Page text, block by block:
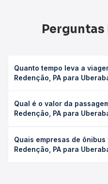
Perguntas
Quanto tempo leva a
Redenção, PA para
TODOS leva em média 0
a viação, o tipo de serviço
exata de cada opção na
Qual é o valor da
Redenção, PA para
Uberaba, MG - TODOS
varia conforme a data da
Quais empresas de
Redenção, PA para